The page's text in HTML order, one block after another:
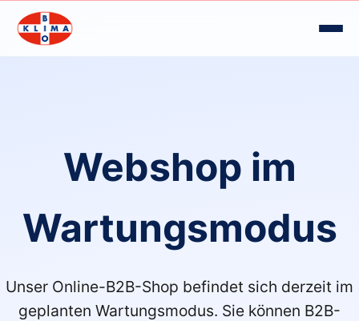
Webshop im
Wartungsmodus
Unser Online-B2B-Shop befindet sich derzeit im
geplanten Wartungsmodus. Sie können B2B-